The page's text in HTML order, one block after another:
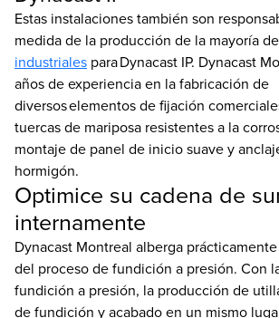
Estas instalaciones también son
medida de la producción de la mayoría
industriales para Dynacast IP. Dynacast
años de experiencia en la fabricación de
diversos elementos de fijación
tuercas de mariposa resistentes a la
montaje de panel de inicio suave y
hormigón.
Optimice su cadena de
internamente
Dynacast Montreal alberga
del proceso de fundición a presión. Con
fundición a presión, la producción de
de fundición y acabado en un mismo